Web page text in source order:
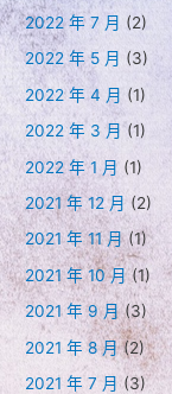
2022 年 7 月 (2)
2022 年 5 月 (3)
2022 年 4 月 (1)
2022 年 3 月 (1)
2022 年 1 月 (1)
2021 年 12 月 (2)
2021 年 11 月(1)
2021 年 10 月(1)
2021 年 9 月(3)
2021 年 8 月(2)
2021 年 7 月 (3)